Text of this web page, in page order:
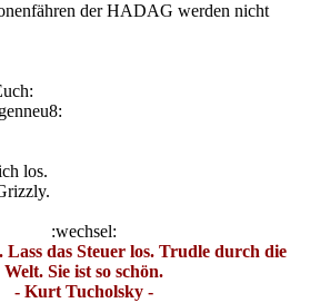
der HADAG werden nicht
los.
:wechsel:
Lass das Steuer los. Trudle durch die
Welt. Sie ist so schön.
- Kurt Tucholsky -